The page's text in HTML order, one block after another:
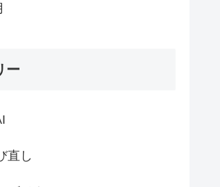
ー
直し